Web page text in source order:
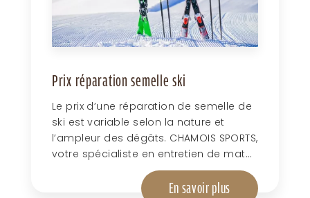
Prix réparation semelle ski
Le prix d’une réparation de semelle de
ski est variable selon la nature et
l’ampleur des dégâts. CHAMOIS SPORTS,
votre spécialiste en entretien de mat...
En savoir plus